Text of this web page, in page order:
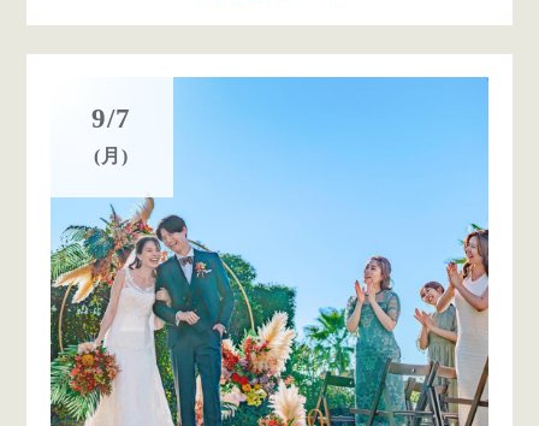
9/7
(月)